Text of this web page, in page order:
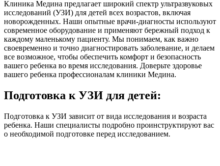
Клиника Медина предлагает широкий спектр ультразвуковых
исследований (УЗИ) для детей всех возрастов, включая
новорожденных. Наши опытные врачи-диагносты используют
современное оборудование и применяют бережный подход к
каждому маленькому пациенту. Мы понимаем, как важно
своевременно и точно диагностировать заболевание, и делаем
все возможное, чтобы обеспечить комфорт и безопасность
вашего ребенка во время исследования. Доверьте здоровье
вашего ребенка профессионалам клиники Медина.
Подготовка к УЗИ для детей:
Подготовка к УЗИ зависит от вида исследования и возраста
ребенка. Наши специалисты подробно проинструктируют вас
о необходимой подготовке перед исследованием.